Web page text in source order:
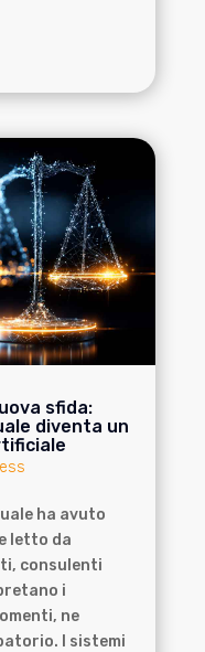
sfida:
diventa un
ha avuto
letto da
consulenti
i
ne
I sistemi